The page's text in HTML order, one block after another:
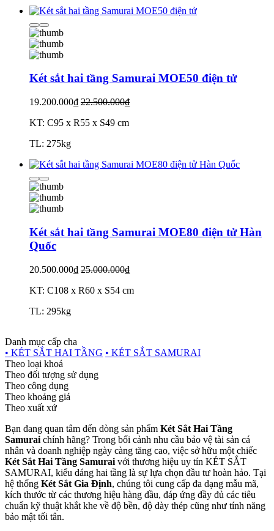
Két sắt hai tầng Samurai MOE50 điện tử
19.200.000₫ 22.500.000₫
KT: C95 x R55 x S49 cm
TL: 275kg
Két sắt hai tầng Samurai MOE80 điện tử Hàn
Quốc
20.500.000₫ 25.000.000₫
KT: C108 x R60 x S54 cm
TL: 295kg
Danh mục cấp cha
• KÉT SẮT HAI TẦNG • KÉT SẮT SAMURAI
Theo loại khoá
Theo đối tượng sử dụng
Theo công dụng
Theo khoảng giá
Theo xuất xứ
Bạn đang quan tâm đến dòng sản phẩm Két Sắt Hai Tầng
Samurai chính hãng? Trong bối cảnh nhu cầu bảo vệ tài sản cá
nhân và doanh nghiệp ngày càng tăng cao, việc sở hữu một chiếc
Két Sắt Hai Tầng Samurai với thương hiệu uy tín KÉT SẮT
SAMURAI, kiểu dáng hai tầng là sự lựa chọn đầu tư hoàn hảo. Tại
hệ thống Két Sắt Gia Định, chúng tôi cung cấp đa dạng mẫu mã,
kích thước từ các thương hiệu hàng đầu, đáp ứng đầy đủ các tiêu
chuẩn kỹ thuật khắt khe về độ bền, độ dày thép cũng như tính năng
bảo mật tối tân.